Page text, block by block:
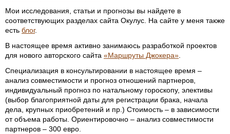
Мои исследования, статьи и прогнозы вы найдете в
соответствующих разделах сайта Окулус. На сайте у меня также
есть блог.
В настоящее время активно занимаюсь разработкой проектов
для нового авторского сайта «Маршруты Джокера»
Специализация в консультировании в настоящее время –
анализ совместимости и прогноз отношений партнеров,
индивидуальный прогноз по натальному гороскопу, элективы
(выбор благоприятной даты для регистрации брака, начала
дела, крупных приобретений и пр.) Стоимость – в зависимости
от объема работы. Ориентировочно – анализ совместимости
партнеров – 300 евро.